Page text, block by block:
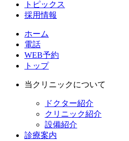
トピックス
採用情報
ホーム
電話
WEB予約
トップ
当クリニックについて
ドクター紹介
クリニック紹介
設備紹介
診療案内